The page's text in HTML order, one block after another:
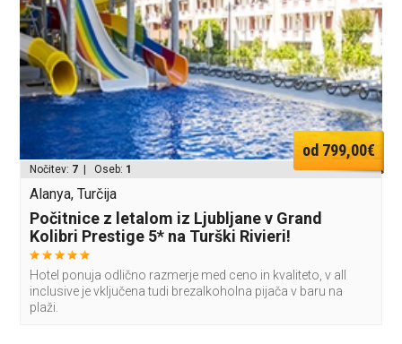
od 799,00€
Nočitev: 7 | Oseb: 1
Alanya, Turčija
Počitnice z letalom iz Ljubljane v Grand
Kolibri Prestige 5* na Turški Rivieri!
Hotel ponuja odlično razmerje med ceno in kvaliteto, v all
inclusive je vključena tudi brezalkoholna pijača v baru na
plaži.